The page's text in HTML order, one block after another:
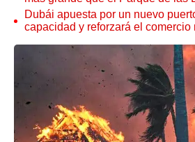
Dubái apuesta por un nuevo
capacidad y reforzará el comercio